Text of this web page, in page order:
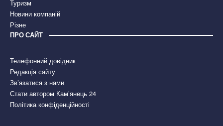
Туризм
Новини компаній
Різне
ПРО САЙТ
Телефонний довідник
Редакція сайту
Зв’язатися з нами
Стати автором Кам’янець 24
Політика конфіденційності